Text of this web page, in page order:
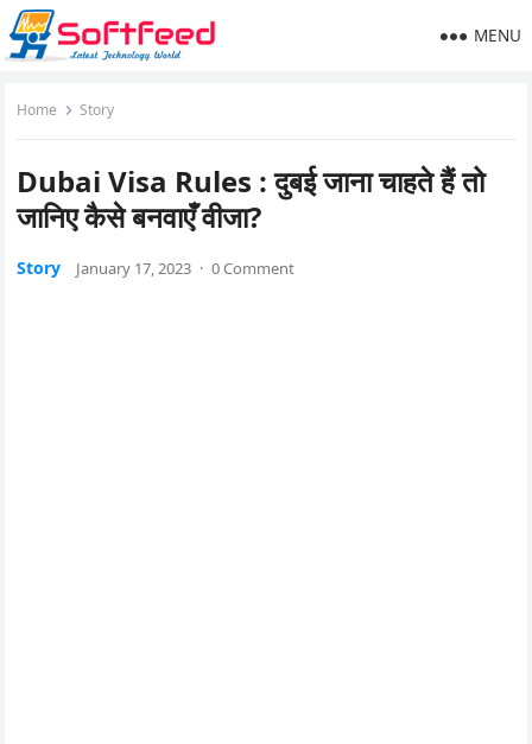
MENU
Home Story
Dubai Visa Rules : दुबई जाना चाहते हैं तो
जानिए कैसे बनवाएँ वीजा?
Story January 17, 2023 · 0 Comment